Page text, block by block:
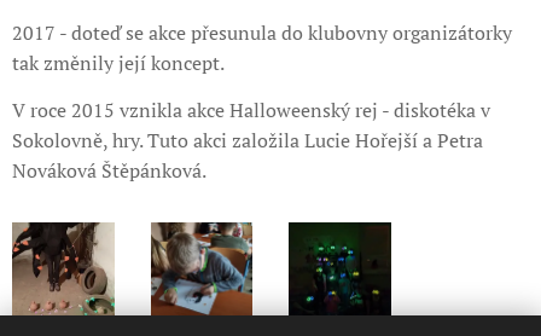
2017 - doteď se akce přesunula do klubovny organizátorky
tak změnily její koncept.
V roce 2015 vznikla akce Halloweenský rej - diskotéka v
Sokolovně, hry. Tuto akci založila Lucie Hořejší a Petra
Nováková Štěpánková.